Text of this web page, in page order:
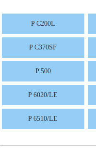
P C200L
P C370SF
P 500
P 6020/LE
P 6510/LE